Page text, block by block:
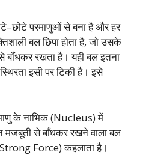
परमाणुओं से बना है और हर
बल छिपा होता है, जो उसके
बाँधकर रखता है। यही बल इतना
इसी पर टिकी है। इसे
के नाभिक (Nucleus) में
मजबूती से बाँधकर रखने वाला बल
Force) कहलाता है।